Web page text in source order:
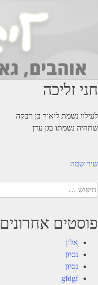
חני זליכה
לעילוי נשמת ליאור בן רבקה
שתהיה נשמתו בגן עדן
ניווט
שיר שמה
חיפוש:
פוסטים אחרונים
אלון
נסיון
נסיון
gfdgf